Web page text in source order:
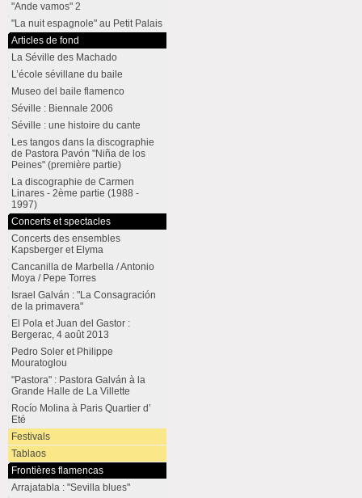
"Ande vamos" 2
"La nuit espagnole" au Petit Palais
Articles de fond
La Séville des Machado
L’école sévillane du baile
Museo del baile flamenco
Séville : Biennale 2006
Séville : une histoire du cante
Les tangos dans la discographie
de Pastora Pavón "Niña de los
Peines" (première partie)
La discographie de Carmen
Linares - 2ème partie (1988 -
1997)
Concerts et spectacles
Concerts des ensembles
Kapsberger et Elyma
Cancanilla de Marbella / Antonio
Moya / Pepe Torres
Israel Galván : "La Consagración
de la primavera"
El Pola et Juan del Gastor :
Bergerac, 4 août 2013
Pedro Soler et Philippe
Mouratoglou
"Pastora" : Pastora Galván à la
Grande Halle de La Villette
Rocío Molina à Paris Quartier d’
Eté
Festivals
Tablaos
Frontières flamencas
Arrajatabla : "Sevilla blues"